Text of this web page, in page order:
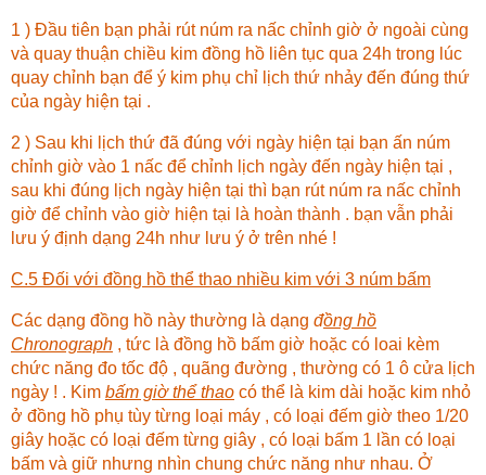
1 ) Đầu tiên bạn phải rút núm ra nấc chỉnh giờ ở ngoài cùng
và quay thuận chiều kim đồng hồ liên tục qua 24h trong lúc
quay chỉnh bạn để ý kim phụ chỉ lịch thứ nhảy đến đúng thứ
của ngày hiện tại .
2 ) Sau khi lịch thứ đã đúng với ngày hiện tại bạn ấn núm
chỉnh giờ vào 1 nấc để chỉnh lịch ngày đến ngày hiện tại ,
sau khi đúng lịch ngày hiện tại thì bạn rút núm ra nấc chỉnh
giờ để chỉnh vào giờ hiện tại là hoàn thành . bạn vẫn phải
lưu ý định dạng 24h như lưu ý ở trên nhé !
C.5 Đối với đồng hồ thể thao nhiều kim với 3 núm bấm
Các dạng đồng hồ này thường là dạng đồng hồ
Chronograph , tức là đồng hồ bấm giờ hoặc có loai kèm
chức năng đo tốc độ , quãng đường , thường có 1 ô cửa lịch
ngày ! . Kim bấm giờ thể thao có thể là kim dài hoặc kim nhỏ
ở đồng hồ phụ tùy từng loại máy , có loại đếm giờ theo 1/20
giây hoặc có loại đếm từng giây , có loại bấm 1 lần có loại
bấm và giữ nhưng nhìn chung chức năng như nhau. Ở